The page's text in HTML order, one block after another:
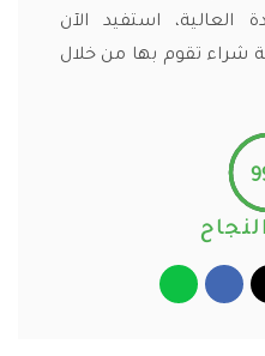
العالية، استفيد الآن
عملية شراء تقوم بها من خلال